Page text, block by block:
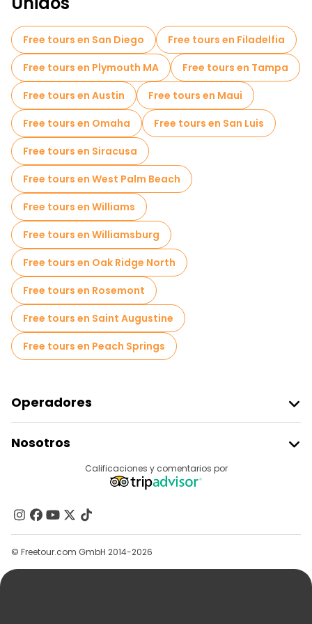
Tours gastronómicos en Miami
Free tours cerca Wynwood Walls
Free tours en San Diego
Free tours en Filadelfia
Free tours en Plymouth MA
Free tours en Tampa
Free tours en Austin
Free tours en Maui
Free tours en Omaha
Free tours en San Luis
Free tours en Siracusa
Free tours en West Palm Beach
Free tours en Williams
Free tours en Williamsburg
Free tours en Oak Ridge North
Free tours en Rosemont
Free tours en Saint Augustine
Free tours en Peach Springs
Operadores
Acceder Como Proveedor
Programa De Afiliados
Nosotros
Contacto
Grupos
Ayuda
Calificaciones y comentarios por
© Freetour.com GmbH 2014-2026